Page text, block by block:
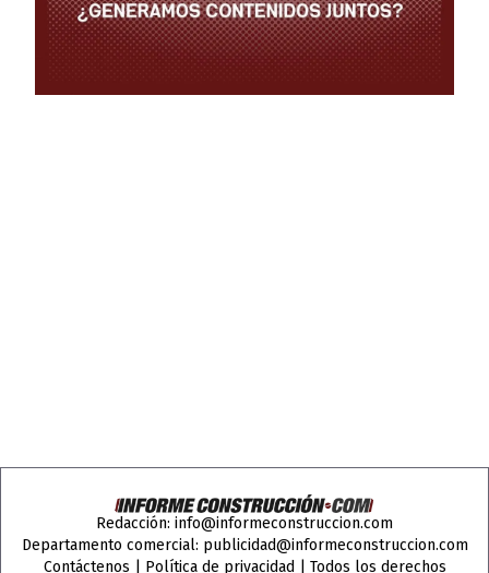
Redacción: info@informeconstruccion.com
Departamento comercial: publicidad@informeconstruccion.com
Contáctenos
Política de privacidad | Todos los derechos